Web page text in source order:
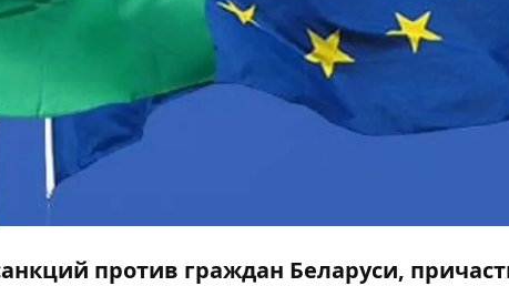
против граждан Беларуси,